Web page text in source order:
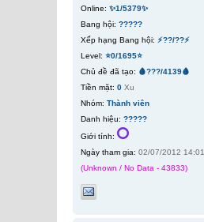
Online: ✨1/5379✨
Bang hội: ?????
Xếp hạng Bang hội: ⚡??/??⚡
Level: ⭐0/1695⭐
Chủ đề đã tạo: 🩸???/4139🩸
Tiền mặt: 0 Xu
Nhóm: Thành viên
Danh hiệu: ?????
Giới tính:
Ngày tham gia: 02/07/2012 14:01
(Unknown / No Data - 43833)